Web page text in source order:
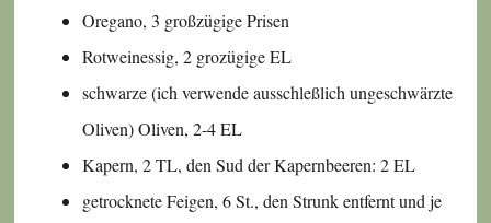
Oregano, 3 großzügige Prisen
Rotweinessig, 2 grozügige EL
schwarze (ich verwende ausschleßlich ungeschwärzte
Oliven) Oliven, 2-4 EL
Kapern, 2 TL, den Sud der Kapernbeeren: 2 EL
getrocknete Feigen, 6 St., den Strunk entfernt und je